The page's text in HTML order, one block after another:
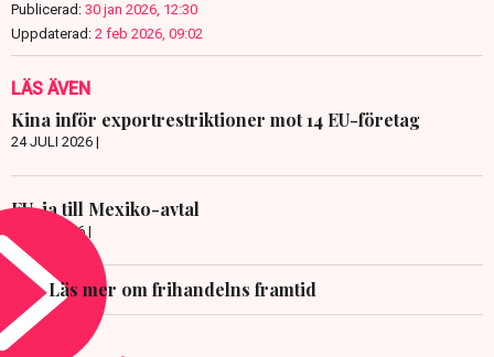
Publicerad: 30 jan 2026, 12:30
Uppdaterad: 2 feb 2026, 09:02
LÄS ÄVEN
Kina inför exportrestriktioner mot 14 EU-företag
24 JULI 2026 |
EU-ja till Mexiko-avtal
8 JULI 2026 |
Läs mer om frihandelns framtid